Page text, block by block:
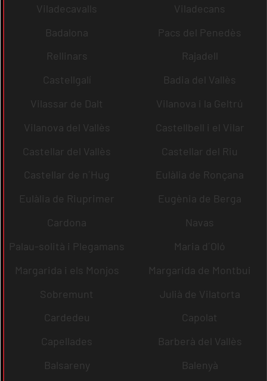
Viladecavalls
Viladecans
Badalona
Pacs del Penedès
Rellinars
Rajadell
Castellgalí
Badia del Vallès
Vilassar de Dalt
Vilanova i la Geltrú
Vilanova del Vallès
Castellbell i el Vilar
Castellar del Vallès
Castellar del Riu
Castellar de n´Hug
Eulàlia de Ronçana
Eulàlia de Riuprimer
Eugènia de Berga
Cardona
Navas
Palau-solità i Plegamans
Maria d´Oló
Margarida i els Monjos
Margarida de Montbui
Sobremunt
Julià de Vilatorta
Cardedeu
Capolat
Capellades
Barberà del Vallès
Balsareny
Balenyà